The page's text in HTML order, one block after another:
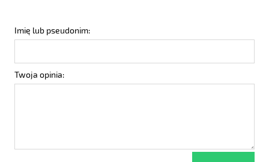
Imię lub pseudonim:
Twoja opinia: